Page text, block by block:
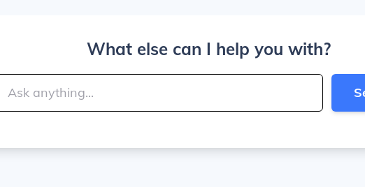
What else can I help you with?